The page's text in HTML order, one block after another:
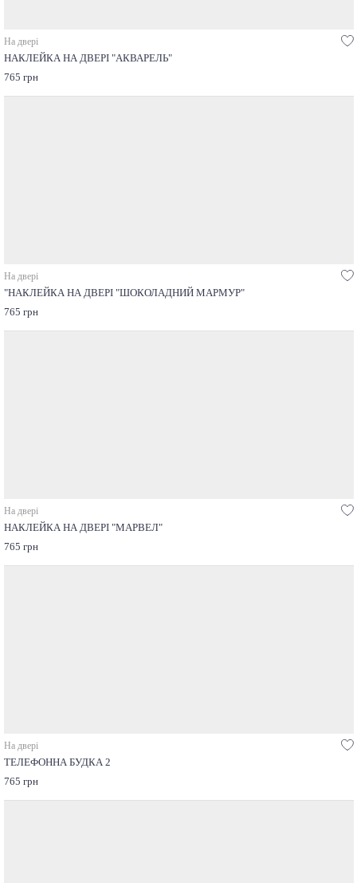
На двері
НАКЛЕЙКА НА ДВЕРІ "АКВАРЕЛЬ"
765 грн
На двері
"НАКЛЕЙКА НА ДВЕРІ "ШОКОЛАДНИЙ МАРМУР"
765 грн
На двері
НАКЛЕЙКА НА ДВЕРІ "МАРВЕЛ"
765 грн
На двері
ТЕЛЕФОННА БУДКА 2
765 грн